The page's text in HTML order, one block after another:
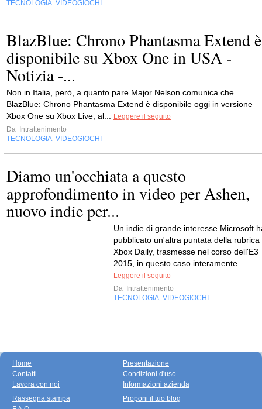
TECNOLOGIA VIDEOGIOCHI
BlazBlue: Chrono Phantasma Extend è
disponibile su Xbox One in USA -
Notizia -...
Non in Italia, però, a quanto pare Major Nelson comunica che
BlazBlue: Chrono Phantasma Extend è disponibile oggi in versione
Xbox One su Xbox Live, al...
Leggere il seguito
Da
Intrattenimento
TECNOLOGIA VIDEOGIOCHI
Diamo un'occhiata a questo
approfondimento in video per Ashen,
nuovo indie per...
Un indie di grande interesse Microsoft
pubblicato un'altra puntata della rubrica
Xbox Daily, trasmesse nel corso dell'E3
2015, in questo caso interamente...
Leggere il seguito
Da
Intrattenimento
TECNOLOGIA VIDEOGIOCHI
Home
Contatti
Lavora con noi
Presentazione
Condizioni d'uso
Informazioni azienda
Rassegna stampa
Proponi il tuo blog